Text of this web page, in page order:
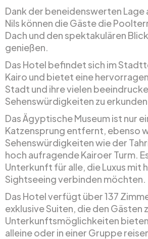
Dank der beneidenswerten Lage
Nils können die Gäste die
Dach und den spektakulären
genießen.
Das Hotel befindet sich im
Kairo und bietet eine
Stadt und ihre vielen
Sehenswürdigkeiten zu
Das Ägyptische Museum ist nur
Katzensprung entfernt, ebenso
Sehenswürdigkeiten wie der
hoch aufragende Kairoer Turm.
Unterkunft für alle, die Luxus mit
Sightseeing verbinden möchten.
Das Hotel verfügt über 137
exklusive Suiten, die den Gästen
Unterkunftsmöglichkeiten
alleine oder in einer Gruppe